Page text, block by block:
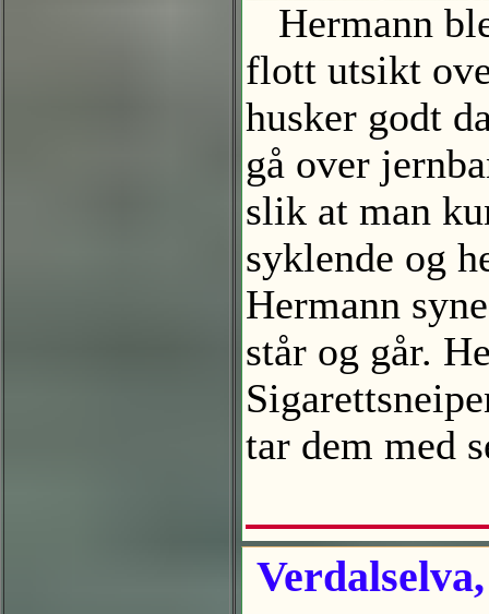
Hermann
flott utsikt
husker godt
gå over
slik at man
syklende og
Hermann
står og går.
tar dem med